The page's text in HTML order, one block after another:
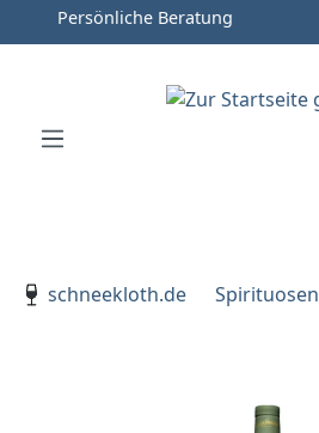
Zum Hauptinhalt springen
Zur Hauptnavigation springen
Persönliche Beratung
schneekloth.de
Spirituosen
Bildergalerie überspringen